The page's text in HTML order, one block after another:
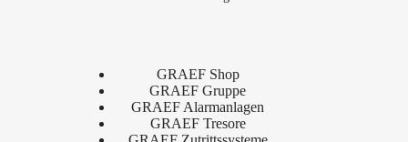
GRAEF Shop
GRAEF Gruppe
GRAEF Alarmanlagen
GRAEF Tresore